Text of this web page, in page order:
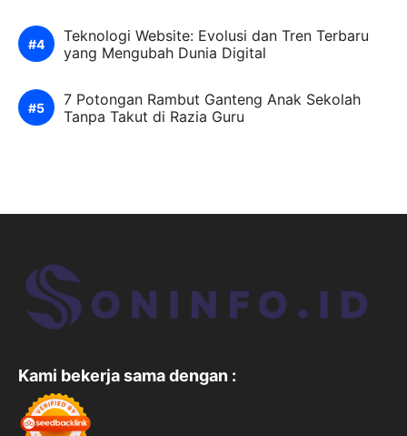
Teknologi Website: Evolusi dan Tren Terbaru
yang Mengubah Dunia Digital
7 Potongan Rambut Ganteng Anak Sekolah
Tanpa Takut di Razia Guru
Kami bekerja sama dengan :